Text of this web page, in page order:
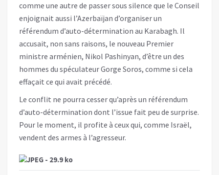
comme une autre de passer sous silence que le Conseil
enjoignait aussi l’Azerbaïjan d’organiser un
référendum d’auto-détermination au Karabagh. Il
accusait, non sans raisons, le nouveau Premier
ministre arménien, Nikol Pashinyan, d’être un des
hommes du spéculateur Gorge Soros, comme si cela
effaçait ce qui avait précédé.
Le conflit ne pourra cesser qu’après un référendum
d’auto-détermination dont l’issue fait peu de surprise.
Pour le moment, il profite à ceux qui, comme Israël,
vendent des armes à l’agresseur.